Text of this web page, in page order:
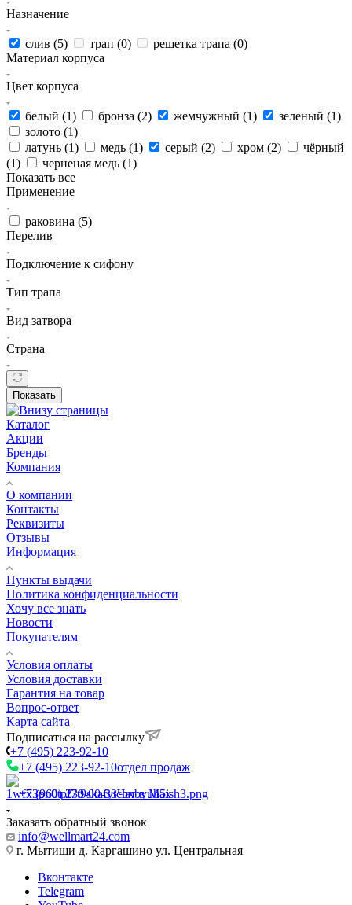
Назначение
слив (5) трап (0) решетка трапа (0)
Материал корпуса
Цвет корпуса
белый (1) бронза (2) жемчужный (1) зеленый (1)
золото (1)
латунь (1) медь (1) серый (2) хром (2)
чёрный
(1) черненая медь (1)
Показать все
Применение
раковина (5)
Перелив
Подключение к сифону
Тип трапа
Вид затвора
Страна
Показать
Каталог
Акции
Бренды
Компания
О компании
Контакты
Реквизиты
Отзывы
Информация
Пункты выдачи
Политика конфиденциальности
Хочу все знать
Новости
Покупателям
Условия оплаты
Условия доставки
Гарантия на товар
Вопрос-ответ
Карта сайта
Подписаться на рассылку
+7 (495) 223-92-10
+7 (495) 223-92-10отдел продаж
+7 (960) 230-00-33Чат в Max
Заказать обратный звонок
info@wellmart24.com
г. Мытищи д. Каргашино ул. Центральная
Вконтакте
Telegram